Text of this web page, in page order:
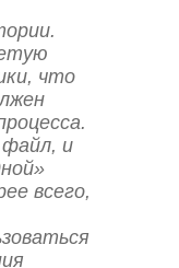
что
и
всего,